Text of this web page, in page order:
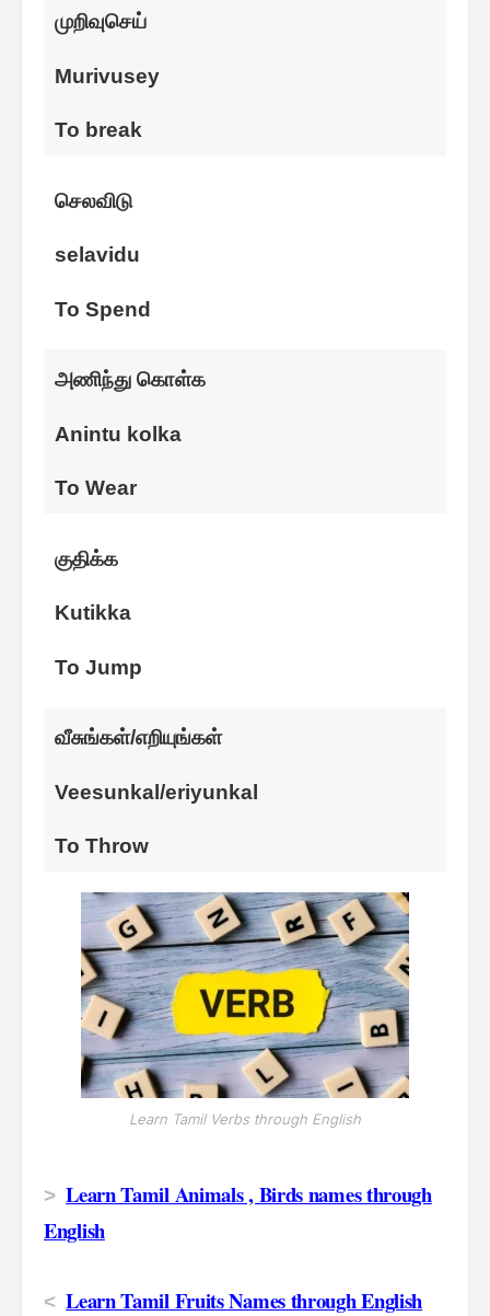
முறிவுசெய்
Murivusey
To break
செலவிடு
selavidu
To Spend
அணிந்து கொள்க
Anintu kolka
To Wear
குதிக்க
Kutikka
To Jump
வீசுங்கள்/எறியுங்கள்
Veesunkal/eriyunkal
To Throw
Learn Tamil Verbs through English
>Learn Tamil Animals , Birds names through
English
<Learn Tamil Fruits Names through English